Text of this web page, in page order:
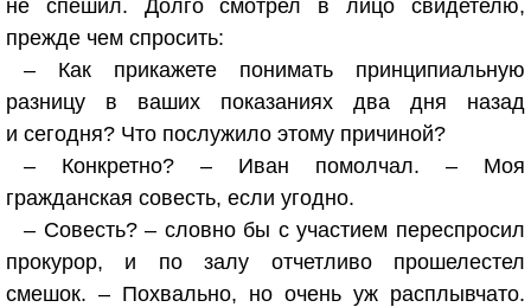
не спешил. Долго смотрел в лицо свидетелю,
прежде чем спросить:
– Как прикажете понимать принципиальную
разницу в ваших показаниях два дня назад
и сегодня? Что послужило этому причиной?
– Конкретно? – Иван помолчал. – Моя
гражданская совесть, если угодно.
– Совесть? – словно бы с участием переспросил
прокурор, и по залу отчетливо прошелестел
смешок. – Похвально, но очень уж расплывчато.